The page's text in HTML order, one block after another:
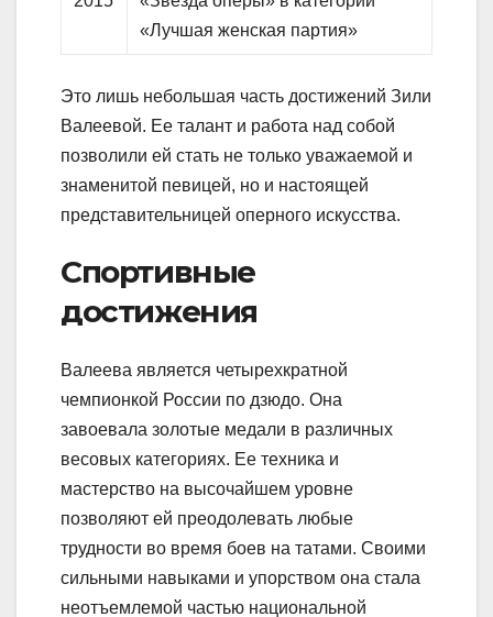
«Лучшая женская партия»
Это лишь небольшая часть достижений Зили
Валеевой. Ее талант и работа над собой
позволили ей стать не только уважаемой и
знаменитой певицей, но и настоящей
представительницей оперного искусства.
Спортивные
достижения
Валеева является четырехкратной
чемпионкой России по дзюдо. Она
завоевала золотые медали в различных
весовых категориях. Ее техника и
мастерство на высочайшем уровне
позволяют ей преодолевать любые
трудности во время боев на татами. Своими
сильными навыками и упорством она стала
неотъемлемой частью национальной